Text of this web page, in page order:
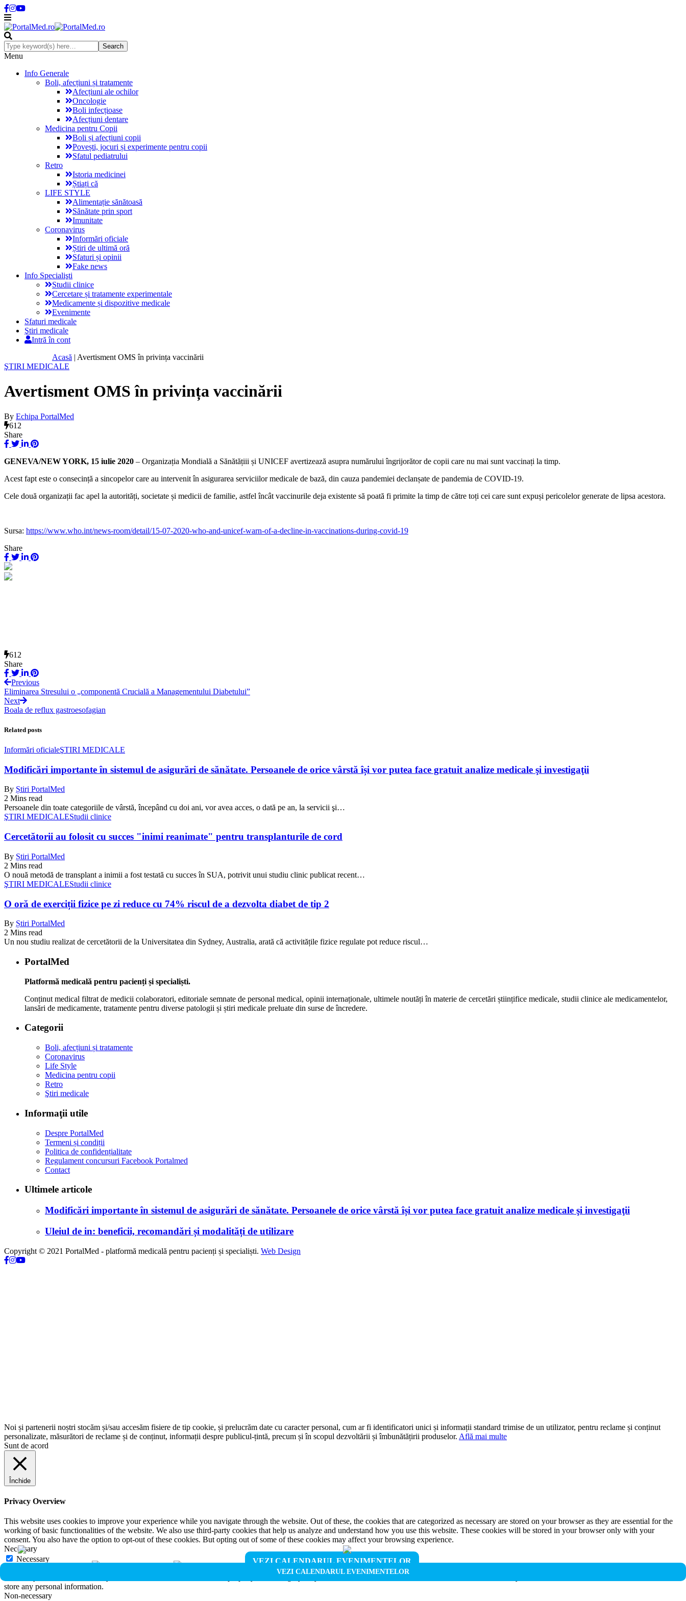
Menu
Info Generale
Boli, afecțiuni și tratamente
Afecțiuni ale ochilor
Oncologie
Boli infecțioase
Afecțiuni dentare
Medicina pentru Copii
Boli și afecțiuni copii
Povești, jocuri și experimente pentru copii
Sfatul pediatrului
Retro
Istoria medicinei
Știați că
LIFE STYLE
Alimentație sănătoasă
Sănătate prin sport
Imunitate
Coronavirus
Informări oficiale
Știri de ultimă oră
Sfaturi și opinii
Fake news
Info Specialişti
Studii clinice
Cercetare și tratamente experimentale
Medicamente și dispozitive medicale
Evenimente
Sfaturi medicale
Ştiri medicale
Intră în cont
Acasă | Avertisment OMS în privința vaccinării
ŞTIRI MEDICALE
Avertisment OMS în privința vaccinării
By Echipa PortalMed
612
Share
GENEVA/NEW YORK, 15 iulie 2020 – Organizația Mondială a Sănătățiii și UNICEF avertizează asupra numărului îngrijorător de copii care nu mai sunt vaccinați la timp.
Acest fapt este o consecință a sincopelor care au intervenit în asigurarea serviciilor medicale de bază, din cauza pandemiei declanșate de pandemia de COVID-19.
Cele două organizații fac apel la autorități, societate și medicii de familie, astfel încât vaccinurile deja existente să poată fi primite la timp de către toți cei care sunt expuși pericolelor generate de lipsa acestora.
Sursa: https://www.who.int/news-room/detail/15-07-2020-who-and-unicef-warn-of-a-decline-in-vaccinations-during-covid-19
Share
VEZI CALENDARUL EVENIMENTELOR
VEZI CALENDARUL EVENIMENTELOR
612
Share
Previous
Eliminarea Stresului o „componentă Crucială a Managementului Diabetului”
Next
Boala de reflux gastroesofagian
Related posts
Informări oficialeŞTIRI MEDICALE
Modificări importante în sistemul de asigurări de sănătate. Persoanele de orice vârstă își vor putea face gratuit analize medicale şi investigaţii
By Știri PortalMed
2 Mins read
Persoanele din toate categoriile de vârstă, începând cu doi ani, vor avea acces, o dată pe an, la servicii şi…
ŞTIRI MEDICALEStudii clinice
Cercetătorii au folosit cu succes "inimi reanimate" pentru transplanturile de cord
By Știri PortalMed
2 Mins read
O nouă metodă de transplant a inimii a fost testată cu succes în SUA, potrivit unui studiu clinic publicat recent…
ŞTIRI MEDICALEStudii clinice
O oră de exerciții fizice pe zi reduce cu 74% riscul de a dezvolta diabet de tip 2
By Știri PortalMed
2 Mins read
Un nou studiu realizat de cercetătorii de la Universitatea din Sydney, Australia, arată că activitățile fizice regulate pot reduce riscul…
PortalMed
Platformă medicală pentru pacienți și specialiști.
Conținut medical filtrat de medicii colaboratori, editoriale semnate de personal medical, opinii internaționale, ultimele noutăți în materie de cercetări științifice medicale, studii clinice ale medicamentelor,
lansări de medicamente, tratamente pentru diverse patologii și știri medicale preluate din surse de încredere.
Categorii
Boli, afecțiuni și tratamente
Coronavirus
Life Style
Medicina pentru copii
Retro
Ştiri medicale
Informaţii utile
Despre PortalMed
Termeni și condiții
Politica de confidențialitate
Regulament concursuri Facebook Portalmed
Contact
Ultimele articole
Modificări importante în sistemul de asigurări de sănătate. Persoanele de orice vârstă își vor putea face gratuit analize medicale şi investigaţii
Uleiul de in: beneficii, recomandări și modalități de utilizare
Copyright © 2021 PortalMed - platformă medicală pentru pacienți și specialiști. Web Design
Noi și partenerii noștri stocăm și/sau accesăm fisiere de tip cookie, și prelucrăm date cu caracter personal, cum ar fi identificatori unici și informații standard trimise de un utilizator, pentru reclame și conținut
personalizate, măsurători de reclame și de conținut, informații despre publicul-țintă, precum și în scopul dezvoltării și îmbunătățirii produselor. Află mai multe
Sunt de acord
Închide
Privacy Overview
This website uses cookies to improve your experience while you navigate through the website. Out of these, the cookies that are categorized as necessary are stored on your browser as they are essential for the
working of basic functionalities of the website. We also use third-party cookies that help us analyze and understand how you use this website. These cookies will be stored in your browser only with your
consent. You also have the option to opt-out of these cookies. But opting out of some of these cookies may affect your browsing experience.
Necessary
Necessary
store any personal information.
Non-necessary